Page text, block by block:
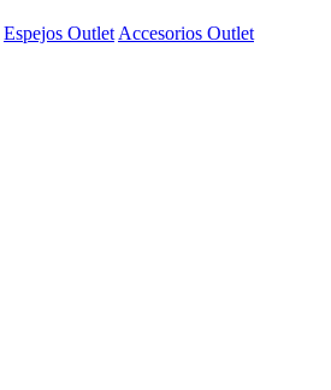
Espejos Outlet Accesorios Outlet